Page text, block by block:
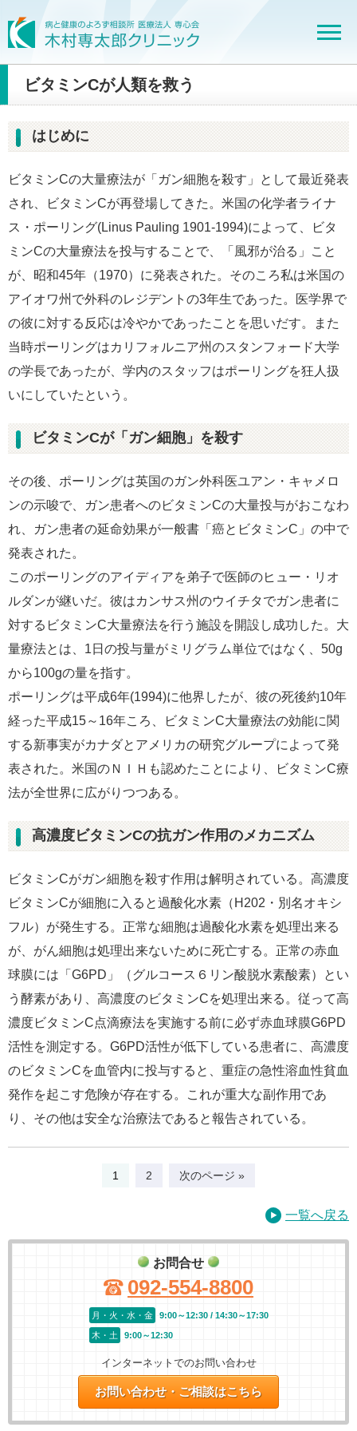
ビタミンCが人類を救う
はじめに
ビタミンCの大量療法が「ガン細胞を殺す」として最近発表
され、ビタミンCが再登場してきた。米国の化学者ライナ
ス・ポーリング(Linus Pauling 1901-1994)によって、ビタ
ミンCの大量療法を投与することで、「風邪が治る」こと
が、昭和45年（1970）に発表された。そのころ私は米国の
アイオワ州で外科のレジデントの3年生であった。医学界で
の彼に対する反応は冷やかであったことを思いだす。また
当時ポーリングはカリフォルニア州のスタンフォード大学
の学長であったが、学内のスタッフはポーリングを狂人扱
いにしていたという。
ビタミンCが「ガン細胞」を殺す
その後、ポーリングは英国のガン外科医ユアン・キャメロ
ンの示唆で、ガン患者へのビタミンCの大量投与がおこなわ
れ、ガン患者の延命効果が一般書「癌とビタミンC」の中で
発表された。
このポーリングのアイディアを弟子で医師のヒュー・リオ
ルダンが継いだ。彼はカンサス州のウイチタでガン患者に
対するビタミンC大量療法を行う施設を開設し成功した。大
量療法とは、1日の投与量がミリグラム単位ではなく、50g
から100gの量を指す。
ポーリングは平成6年(1994)に他界したが、彼の死後約10年
経った平成15～16年ころ、ビタミンC大量療法の効能に関
する新事実がカナダとアメリカの研究グループによって発
表された。米国のＮＩＨも認めたことにより、ビタミンC療
法が全世界に広がりつつある。
高濃度ビタミンCの抗ガン作用のメカニズム
ビタミンCがガン細胞を殺す作用は解明されている。高濃度
ビタミンCが細胞に入ると過酸化水素（H202・別名オキシ
フル）が発生する。正常な細胞は過酸化水素を処理出来る
が、がん細胞は処理出来ないために死亡する。正常の赤血
球膜には「G6PD」（グルコース６リン酸脱水素酸素）とい
う酵素があり、高濃度のビタミンCを処理出来る。従って高
濃度ビタミンC点滴療法を実施する前に必ず赤血球膜G6PD
活性を測定する。G6PD活性が低下している患者に、高濃度
のビタミンCを血管内に投与すると、重症の急性溶血性貧血
発作を起こす危険が存在する。これが重大な副作用であ
り、その他は安全な治療法であると報告されている。
1 2 次のページ »
一覧へ戻る
お問合せ
092-554-8800
月・火・水・金 9:00～12:30 / 14:30～17:30
木・土 9:00～12:30
インターネットでのお問い合わせ
お問い合わせ・ご相談はこちら